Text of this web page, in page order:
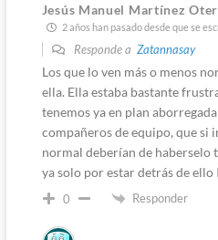
Jesús Manuel Martínez
2 años han pasado desde que se
Responde a Zatannasay
Los que lo ven más o menos
ella. Ella estaba bastante
tenemos ya en plan
compañeros de equipo, que si
normal deberían de
ya solo por estar detrás de
0 Responder